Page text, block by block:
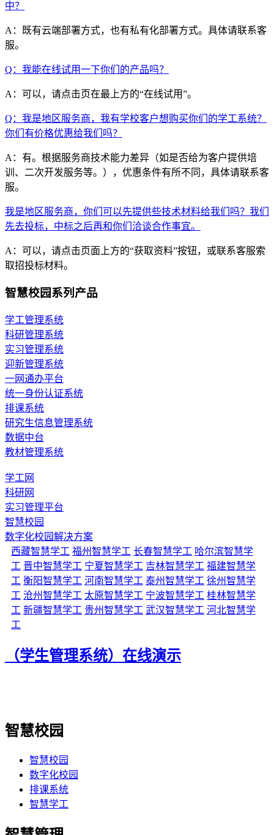
中？
A：既有云端部署方式，也有私有化部署方式。具体请联系客
服。
Q：我能在线试用一下你们的产品吗？
A：可以，请点击页在最上方的“在线试用”。
Q：我是地区服务商，我有学校客户想购买你们的学工系统？
你们有价格优惠给我们吗？
A：有。根据服务商技术能力差异（如是否给为客户提供培
训、二次开发服务等。），优惠条件有所不同，具体请联系客
服。
我是地区服务商，你们可以先提供些技术材料给我们吗？我们
先去投标，中标之后再和你们洽谈合作事宜。
A：可以，请点击页面上方的“获取资料”按钮，或联系客服索
取招投标材料。
智慧校园系列产品
学工管理系统
科研管理系统
实习管理系统
迎新管理系统
一网通办平台
统一身份认证系统
排课系统
研究生信息管理系统
数据中台
教材管理系统
学工网
科研网
实习管理平台
智慧校园
数字化校园解决方案
西藏智慧学工 福州智慧学工 长春智慧学工 哈尔滨智慧学
工 晋中智慧学工 宁夏智慧学工 吉林智慧学工 福建智慧学
工 衡阳智慧学工 河南智慧学工 泰州智慧学工 徐州智慧学
工 沧州智慧学工 太原智慧学工 宁波智慧学工 桂林智慧学
工 新疆智慧学工 贵州智慧学工 武汉智慧学工 河北智慧学
工
（学生管理系统）在线演示
智慧校园
智慧校园
数字化校园
排课系统
智慧学工